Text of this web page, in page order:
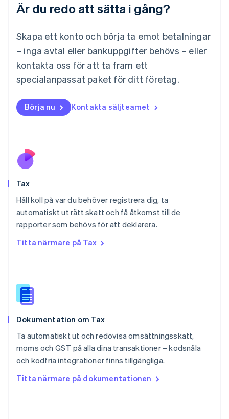
Är du redo att sätta i gång?
Skapa ett konto och börja ta emot betalningar
– inga avtal eller bankuppgifter behövs – eller
kontakta oss för att ta fram ett
specialanpassat paket för ditt företag.
Börja nu Kontakta säljteamet
Tax
Håll koll på var du behöver registrera dig, ta
automatiskt ut rätt skatt och få åtkomst till de
rapporter som behövs för att deklarera.
Titta närmare på Tax
Dokumentation om Tax
Ta automatiskt ut och redovisa omsättningsskatt,
moms och GST på alla dina transaktioner – kodsnåla
och kodfria integrationer finns tillgängliga.
Titta närmare på dokumentationen
FrançaisDeutschEnglish
Malta
English
Mexiko
Español English
Nederländerna
Norge
English
English
Portugal
Schweiz
DeutschFrançaisItalianoEnglish
Singapore
Slovakien
Spanien
Español
English
Sverige
Thailand
ไทยEnglish
English